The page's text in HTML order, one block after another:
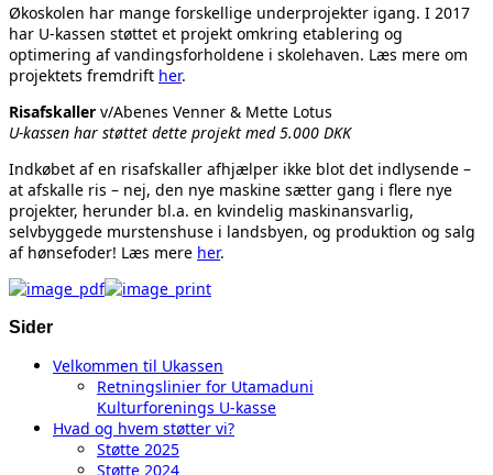
Økoskolen har mange forskellige underprojekter igang. I 2017
har U-kassen støttet et projekt omkring etablering og
optimering af vandingsforholdene i skolehaven. Læs mere om
projektets fremdrift her.
Risafskaller v/Abenes Venner & Mette Lotus
U-kassen har støttet dette projekt med 5.000 DKK
Indkøbet af en risafskaller afhjælper ikke blot det indlysende –
at afskalle ris – nej, den nye maskine sætter gang i flere nye
projekter, herunder bl.a. en kvindelig maskinansvarlig,
selvbyggede murstenshuse i landsbyen, og produktion og salg
af hønsefoder! Læs mere her.
Sider
Velkommen til Ukassen
Retningslinier for Utamaduni
Kulturforenings U-kasse
Hvad og hvem støtter vi?
Støtte 2025
Støtte 2024